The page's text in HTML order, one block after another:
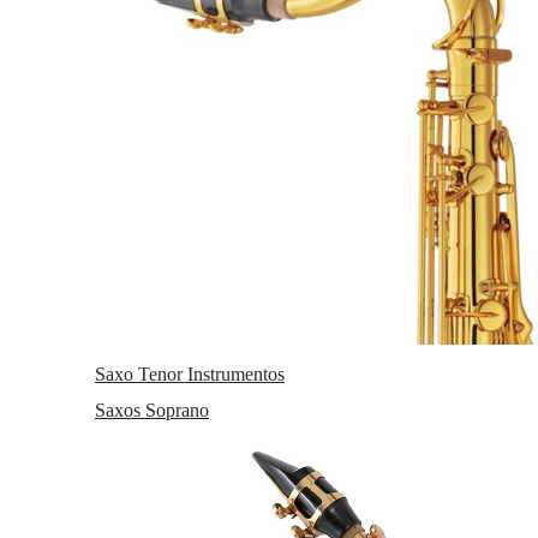
Saxo Tenor Instrumentos
Saxos Soprano
Confirme su elección
Si acepta, se guardarán cookies en su navegador que posteriormente
podrán ser leídas. Estas cookies nunca le identificarán de forma
directa, pero almacenarán información acerca de usted, de sus
preferencias o su dispositivo y se usarán para darte una experiencia
web más personalizada, tanto en rendimiento como a nivel
Son aquellas que se envían al equipo terminal del usuario desde un
equipo o dominio gestionado por el propio editor y desde el que se
Son aquellas que se envían al equipo terminal del usuario desde un
equipo o dominio que no es gestionado por el editor, sino por otra
Aquellas que son esenciales para que el sitio web funcione
correctamente. Esta categoría solo incluye cookies que garantizan
funcionalidades básicas y características de seguridad del sitio web.
Estas cookies no almacenan ninguna información personal.